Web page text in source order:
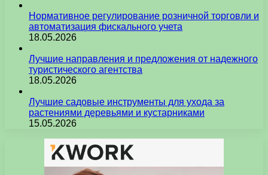
Нормативное регулирование розничной торговли и
автоматизация фискального учета
18.05.2026
Лучшие направления и предложения от надежного
туристического агентства
18.05.2026
Лучшие садовые инструменты для ухода за
растениями деревьями и кустарниками
15.05.2026